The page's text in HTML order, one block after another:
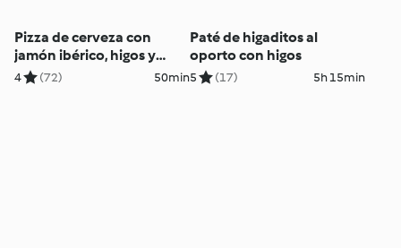
Pizza de cerveza con
jamón ibérico, higos y
rúcula
4 (72) 50min
Paté de higaditos al
oporto con higos
5 (17) 5h 15min